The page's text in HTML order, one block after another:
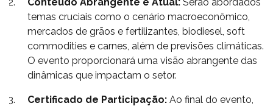
temas cruciais como o cenário macroeconômico,
mercados de grãos e fertilizantes, biodiesel, soft
commodities e carnes, além de previsões climáticas.
O evento proporcionará uma visão abrangente das
dinâmicas que impactam o setor.
Certificado de Participação: Ao final do evento,